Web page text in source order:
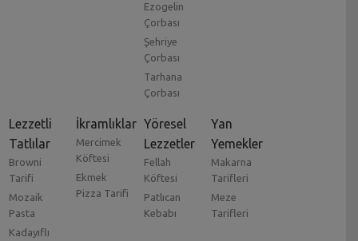
Ezogelin
Çorbası
Şehriye
Çorbası
Tarhana
Çorbası
Lezzetli
Tatlılar
Browni
Tarifi
Mozaik
Pasta
Kadayıflı
İkramlıklar
Mercimek
Köftesi
Ekmek
Pizza Tarifi
Yöresel
Lezzetler
Fellah
Köftesi
Patlıcan
Kebabı
Yan
Yemekler
Makarna
Tarifleri
Meze
Tarifleri